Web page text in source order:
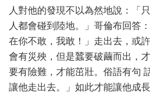
人對他的發現不以為然地說：「
人都會碰到陸地。」哥倫布回答
在你不敢，我敢！」走出去，或
會有災殃，但是蠶要破繭而出，
要有險難，才能茁壯。俗語有句
讓他走出去。」如此才能讓他成長